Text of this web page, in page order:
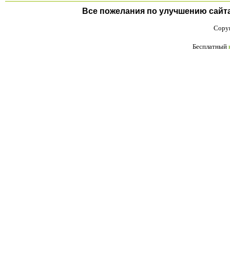
Все пожелания по улучшению
Бесплатный